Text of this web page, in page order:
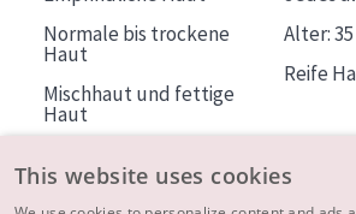
Normale bis trockene
Haut
Mischhaut und fettige
Haut
Alter:
Reife
This website uses cookies